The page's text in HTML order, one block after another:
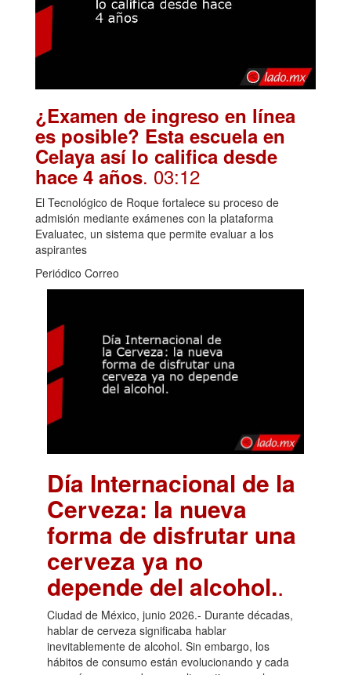
¿Examen de ingreso en línea
es posible? Esta escuela en
Celaya así lo califica desde
hace 4 años. 03:12
El Tecnológico de Roque fortalece su proceso de
admisión mediante exámenes con la plataforma
Evaluatec, un sistema que permite evaluar a los
aspirantes
Periódico Correo
Día Internacional de la
Cerveza: la nueva
forma de disfrutar una
cerveza ya no
depende del alcohol..
Ciudad de México, junio 2026.- Durante décadas,
hablar de cerveza significaba hablar
inevitablemente de alcohol. Sin embargo, los
hábitos de consumo están evolucionando y cada